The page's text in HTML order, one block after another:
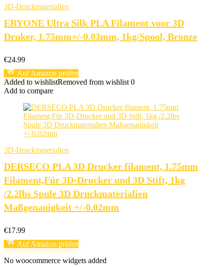
3D-Druckmaterialien
ERYONE Ultra Silk PLA Filament voor 3D
Druker, 1.75mm+/-0.03mm, 1kg/Spool, Bronze
€24.99
Auf Amazon prüfen
Added to wishlistRemoved from wishlist 0
Add to compare
3D-Druckmaterialien
DERSECO PLA 3D Drucker filament, 1.75mm
Filament,Für 3D-Drucker und 3D Stift, 1kg
/2.2lbs Spule 3D Druckmaterialien
Maßgenauigkeit +/-0.02mm
€17.99
Auf Amazon prüfen
No woocommerce widgets added